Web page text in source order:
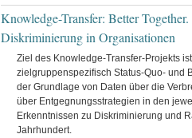
Knowledge-Transfer: Better
Diskriminierung in Organisationen
Ziel des Knowledge-Transfer-Projekts
zielgruppenspezifisch Status-Quo- und
der Grundlage von Daten über die
über Entgegnungsstrategien in den
Erkenntnissen zu Diskriminierung und
Jahrhundert.